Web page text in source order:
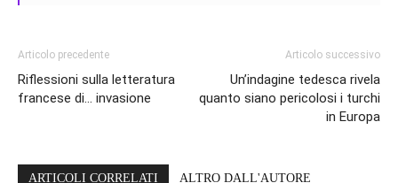
Articolo precedente
Riflessioni sulla letteratura
francese di… invasione
Articolo successivo
Un’indagine tedesca rivela
quanto siano pericolosi i turchi
in Europa
ARTICOLI CORRELATI ALTRO DALL'AUTORE